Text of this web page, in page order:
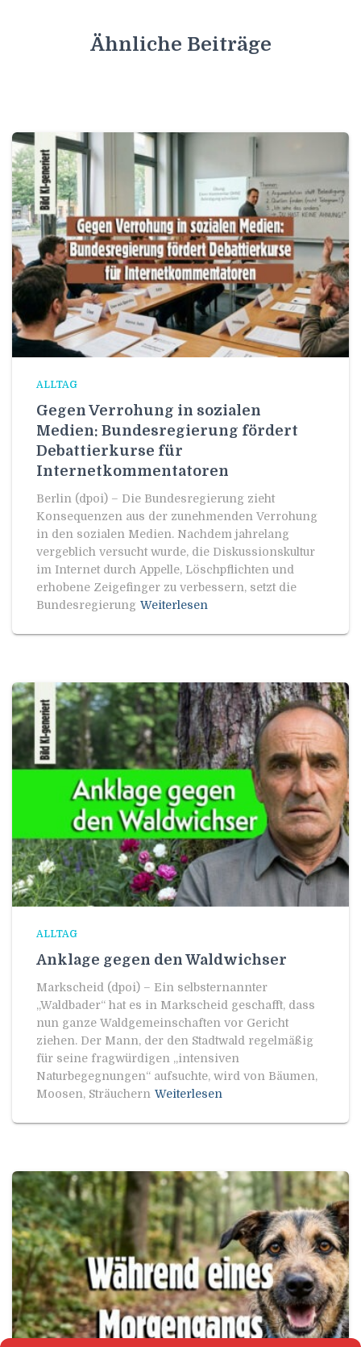
Ähnliche Beiträge
ALLTAG
Gegen Verrohung in sozialen
Medien: Bundesregierung fördert
Debattierkurse für
Internetkommentatoren
Berlin (dpoi) – Die Bundesregierung zieht
Konsequenzen aus der zunehmenden Verrohung
in den sozialen Medien. Nachdem jahrelang
vergeblich versucht wurde, die Diskussionskultur
im Internet durch Appelle, Löschpflichten und
erhobene Zeigefinger zu verbessern, setzt die
Bundesregierung Weiterlesen
ALLTAG
Anklage gegen den Waldwichser
Markscheid (dpoi) – Ein selbsternannter
„Waldbader“ hat es in Markscheid geschafft, dass
nun ganze Waldgemeinschaften vor Gericht
ziehen. Der Mann, der den Stadtwald regelmäßig
für seine fragwürdigen „intensiven
Naturbegegnungen“ aufsuchte, wird von Bäumen,
Moosen, Sträuchern Weiterlesen